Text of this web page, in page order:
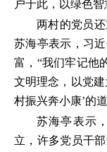
户于此，以绿色
两村的党员
苏海亭表示，习
富，“我们牢记他
文明理念，以党
村振兴奔小康’的
苏海亭表示
立，许多党员干